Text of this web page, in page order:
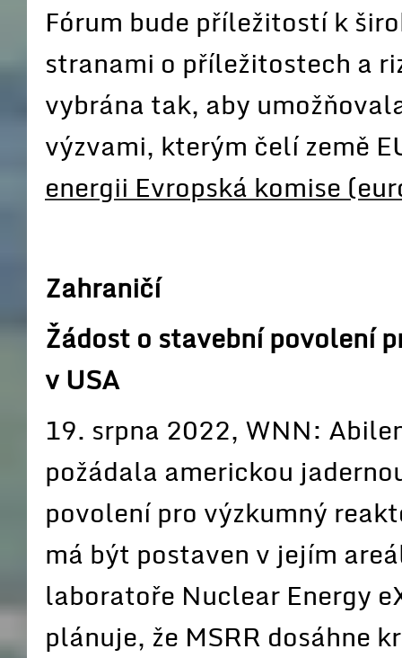
Fórum bude příležitostí k
stranami o příležitostech a
vybrána tak, aby
výzvami, kterým čelí země
energii Evropská komise
Zahraničí
Žádost o stavební povolení
v USA
19. srpna 2022, WNN:
požádala americkou
povolení pro výzkumný
má být postaven v jejím
laboratoře Nuclear Energy
plánuje, že MSRR dosáhne